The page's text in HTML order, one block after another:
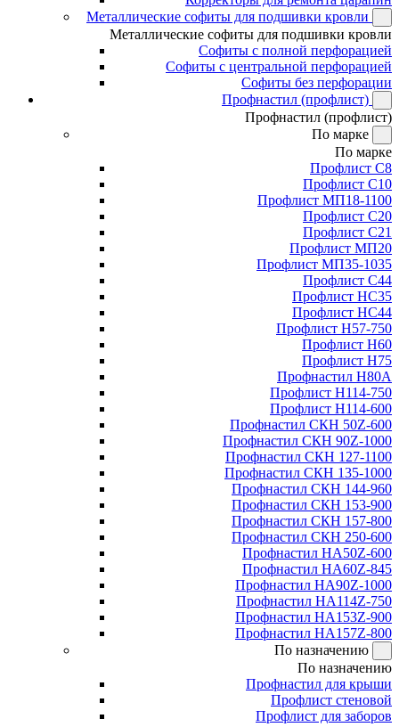
Металлические софиты для подшивки кровли
Металлические софиты для подшивки кровли
Софиты с полной перфорацией
Софиты с центральной перфорацией
Софиты без перфорации
Профнастил (профлист)
Профнастил (профлист)
По марке
По марке
Профлист С8
Профлист С10
Профлист МП18-1100
Профлист С20
Профлист С21
Профлист МП20
Профлист МП35-1035
Профлист С44
Профлист НС35
Профлист НС44
Профлист Н57-750
Профлист Н60
Профлист Н75
Профнастил Н80А
Профлист Н114-750
Профлист Н114-600
Профнастил СКН 50Z-600
Профнастил СКН 90Z-1000
Профнастил СКН 127-1100
Профнастил СКН 135-1000
Профнастил СКН 144-960
Профнастил СКН 153-900
Профнастил СКН 157-800
Профнастил СКН 250-600
Профнастил НА50Z-600
Профнастил НА60Z-845
Профнастил НА90Z-1000
Профнастил НА114Z-750
Профнастил НА153Z-900
Профнастил НА157Z-800
По назначению
По назначению
Профнастил для крыши
Профлист стеновой
Профлист для заборов